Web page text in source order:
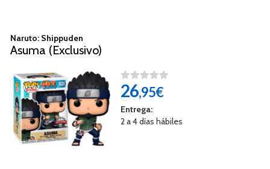
Naruto: Shippuden
Asuma (Exclusivo)
26,95€
Entrega:
2 a 4 días hábiles